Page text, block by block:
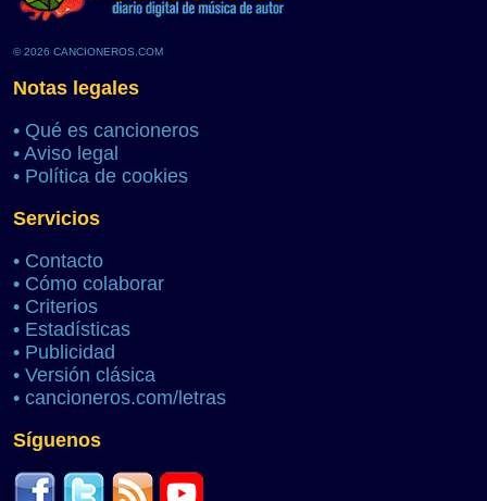
© 2026 CANCIONEROS.COM
Notas legales
• Qué es cancioneros
• Aviso legal
• Política de cookies
Servicios
• Contacto
• Cómo colaborar
• Criterios
• Estadísticas
• Publicidad
• Versión clásica
• cancioneros.com/letras
Síguenos